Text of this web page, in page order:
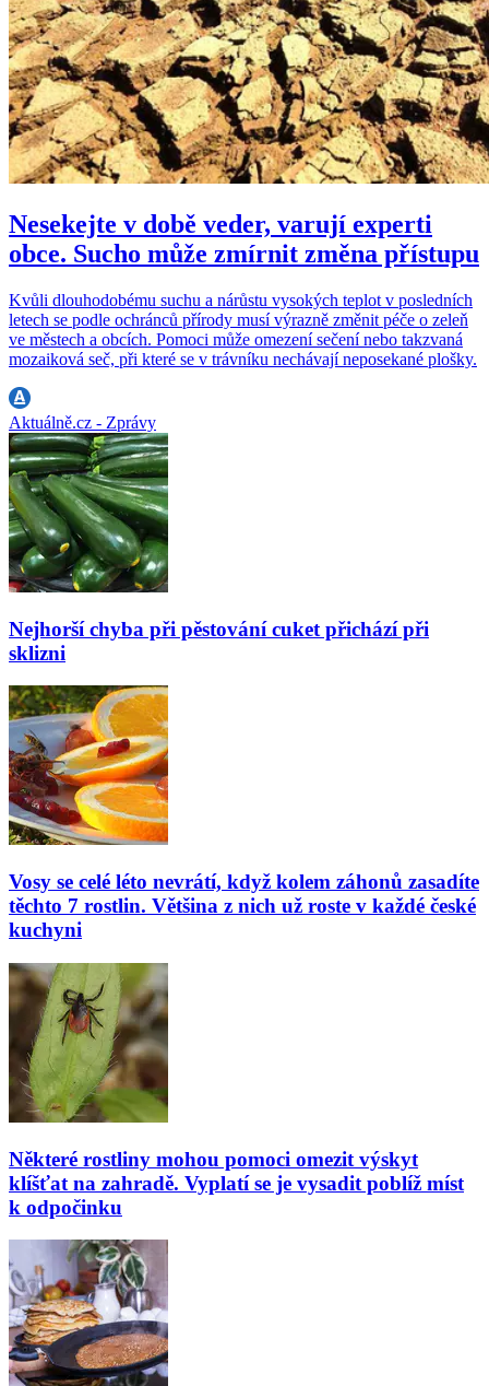
Nesekejte v době veder, varují experti
obce. Sucho může zmírnit změna přístupu
Kvůli dlouhodobému suchu a nárůstu vysokých teplot v posledních
letech se podle ochránců přírody musí výrazně změnit péče o zeleň
ve městech a obcích. Pomoci může omezení sečení nebo takzvaná
mozaiková seč, při které se v trávníku nechávají neposekané plošky.
Aktuálně.cz - Zprávy
Nejhorší chyba při pěstování cuket přichází při
sklizni
Vosy se celé léto nevrátí, když kolem záhonů zasadíte
těchto 7 rostlin. Většina z nich už roste v každé české
kuchyni
Některé rostliny mohou pomoci omezit výskyt
klíšťat na zahradě. Vyplatí se je vysadit poblíž míst
k odpočinku